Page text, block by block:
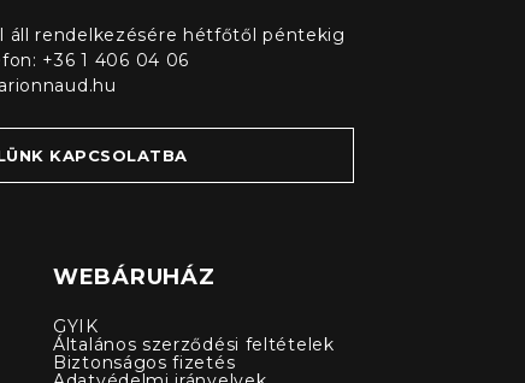
áll rendelkezésére hétfőtől péntekig
+36 1 406 04 06
KAPCSOLATBA
WEBÁRUHÁZ
GYIK
Általános szerződési feltételek
Biztonságos fizetés